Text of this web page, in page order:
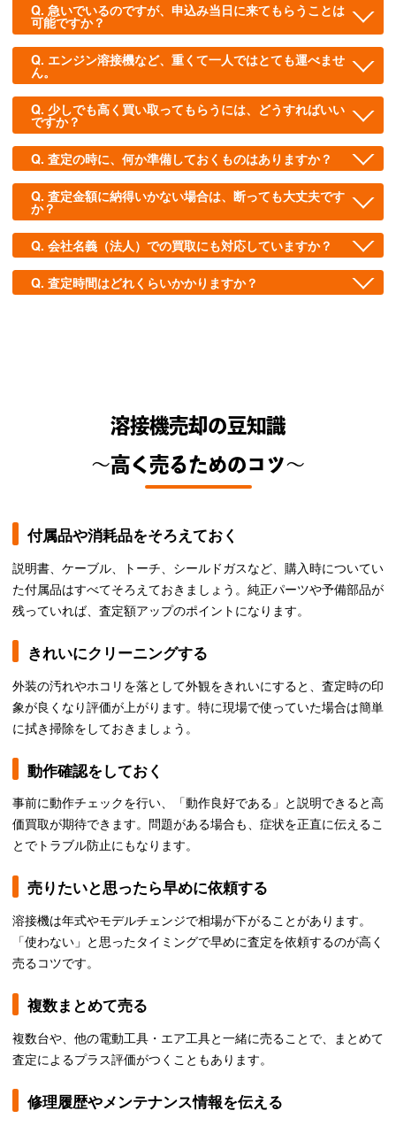
急いでいるのですが、申込み当日に来てもらうことは
可能ですか？
エンジン溶接機など、重くて一人ではとても運べませ
ん。
少しでも高く買い取ってもらうには、どうすればいい
ですか？
査定の時に、何か準備しておくものはありますか？
査定金額に納得いかない場合は、断っても大丈夫です
か？
会社名義（法人）での買取にも対応していますか？
査定時間はどれくらいかかりますか？
溶接機売却の豆知識
～高く売るためのコツ～
付属品や消耗品をそろえておく
説明書、ケーブル、トーチ、シールドガスなど、購入時についてい
た付属品はすべてそろえておきましょう。純正パーツや予備部品が
残っていれば、査定額アップのポイントになります。
きれいにクリーニングする
外装の汚れやホコリを落として外観をきれいにすると、査定時の印
象が良くなり評価が上がります。特に現場で使っていた場合は簡単
に拭き掃除をしておきましょう。
動作確認をしておく
事前に動作チェックを行い、「動作良好である」と説明できると高
価買取が期待できます。問題がある場合も、症状を正直に伝えるこ
とでトラブル防止にもなります。
売りたいと思ったら早めに依頼する
溶接機は年式やモデルチェンジで相場が下がることがあります。
「使わない」と思ったタイミングで早めに査定を依頼するのが高く
売るコツです。
複数まとめて売る
複数台や、他の電動工具・エア工具と一緒に売ることで、まとめて
査定によるプラス評価がつくこともあります。
修理履歴やメンテナンス情報を伝える